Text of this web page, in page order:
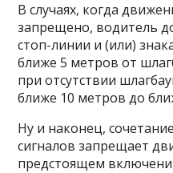
В случаях, когда
запрещено, водитель
стоп-линии и (или)
ближе 5 метров от
при отсутствии
ближе 10 метров до
Ну и наконец,
сигналов запрещает
предстоящем